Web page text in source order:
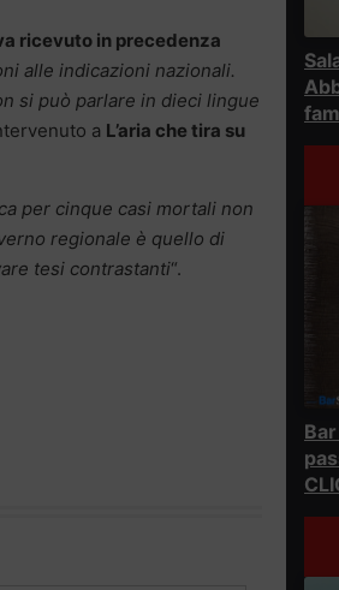
ricevuto in precedenza
alle indicazioni nazionali.
si può parlare in dieci lingue
a L’aria che tira su
per cinque casi mortali non
regionale è quello di
tesi contrastanti“.